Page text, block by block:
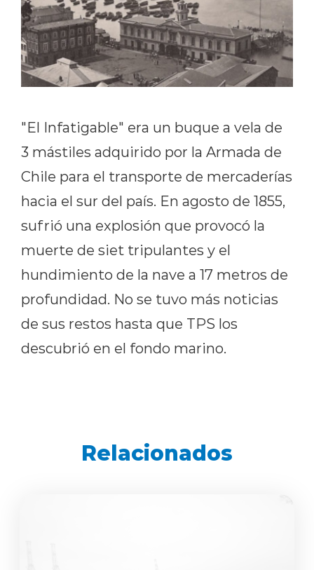
"El Infatigable" era un buque a vela de
3 mástiles adquirido por la Armada de
Chile para el transporte de mercaderías
hacia el sur del país. En agosto de 1855,
sufrió una explosión que provocó la
muerte de siet tripulantes y el
hundimiento de la nave a 17 metros de
profundidad. No se tuvo más noticias
de sus restos hasta que TPS los
descubrió en el fondo marino.
Relacionados